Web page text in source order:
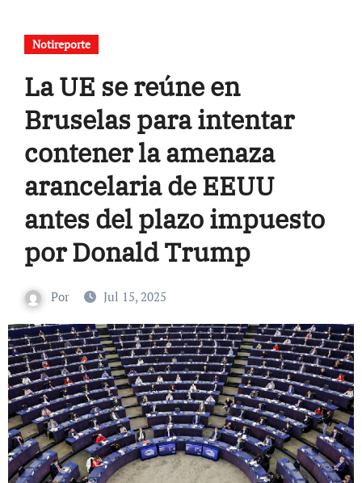
Notireporte
La UE se reúne en
Bruselas para intentar
contener la amenaza
arancelaria de EEUU
antes del plazo impuesto
por Donald Trump
Por Jul 15, 2025